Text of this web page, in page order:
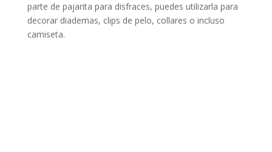
parte de pajarita para disfraces, puedes utilizarla para
decorar diademas, clips de pelo, collares o incluso
camiseta.